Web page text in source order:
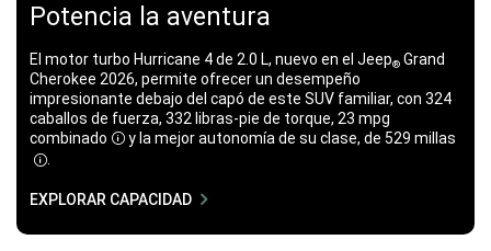
Potencia la aventura
El motor turbo Hurricane 4 de 2.0 L, nuevo en el Jeep® Grand
Cherokee 2026, permite ofrecer un desempeño
impresionante debajo del capó de este SUV familiar, con 324
caballos de fuerza​​​​​​​, 332​​​​​​​ libras-pie de torque, 23 mpg​​​​​​​
combinado
Disclosure
y la mejor autonomía de su clase, de 529 millas​​​​​​​
Disclosure
.
EXPLORAR CAPACIDAD